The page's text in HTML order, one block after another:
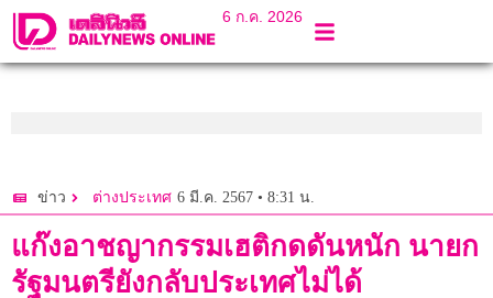
6 ก.ค. 2026
ข่าว ต่างประเทศ 6 มี.ค. 2567 • 8:31 น.
แก๊งอาชญากรรมเฮติกดดันหนัก นายก
รัฐมนตรียังกลับประเทศไม่ได้